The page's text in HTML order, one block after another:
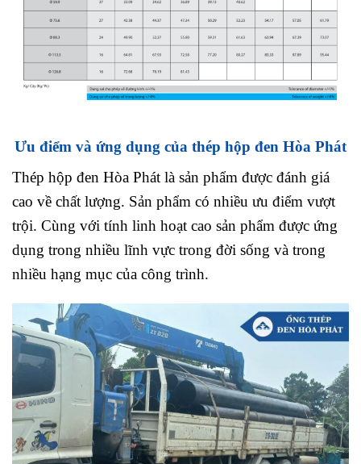
Ưu điểm và ứng dụng của thép hộp đen Hòa Phát
Thép hộp đen Hòa Phát là sản phẩm được đánh giá
cao về chất lượng. Sản phẩm có nhiều ưu điểm vượt
trội. Cùng với tính linh hoạt cao sản phẩm được ứng
dụng trong nhiều lĩnh vực trong đời sống và trong
nhiều hạng mục của công trình.